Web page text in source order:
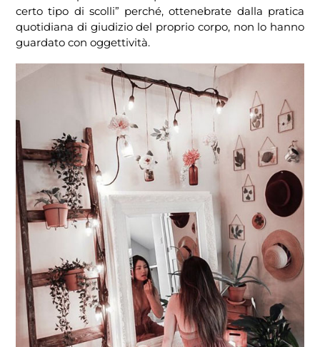
certo tipo di scolli” perché, ottenebrate dalla pratica
quotidiana di giudizio del proprio corpo, non lo hanno
guardato con oggettività.